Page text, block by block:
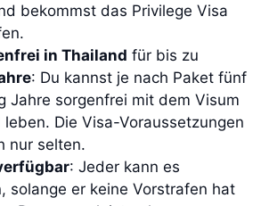
bekommst das Privilege Visa
in Thailand für bis zu
: Du kannst je nach Paket fünf
Jahre sorgenfrei mit dem Visum
leben. Die Visa-Voraussetzungen
nur selten.
: Jeder kann es
solange er keine Vorstrafen hat